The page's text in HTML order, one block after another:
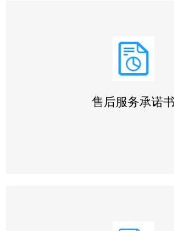
售后服务承诺书
我们始终坚持 ‌“用户第一”‌ 原则，严格执